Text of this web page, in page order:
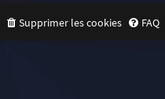
FAQ
Supprimer les cookies